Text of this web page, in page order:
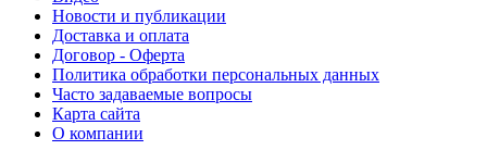
Новости и публикации
Доставка и оплата
Договор - Оферта
Политика обработки персональных данных
Часто задаваемые вопросы
Карта сайта
О компании